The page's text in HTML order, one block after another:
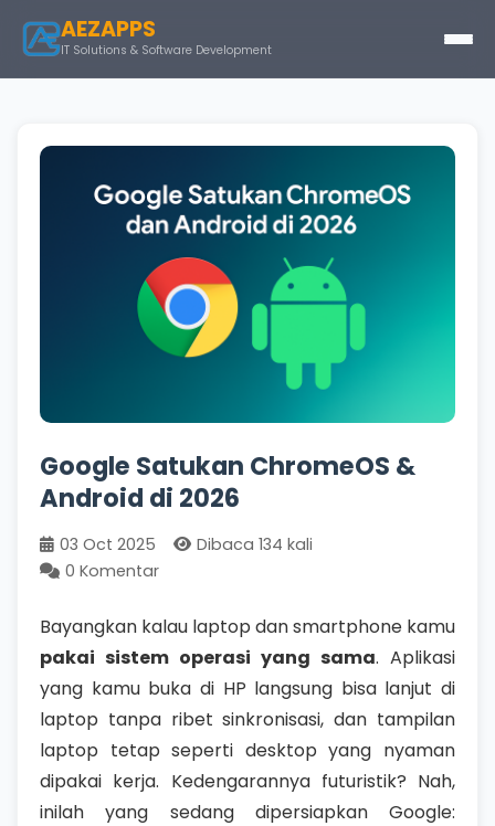
AEZAPPS
IT Solutions & Software Development
Google Satukan ChromeOS &
Android di 2026
03 Oct 2025
Dibaca 134 kali
0 Komentar
Bayangkan kalau laptop dan smartphone kamu
pakai sistem operasi yang sama. Aplikasi
yang kamu buka di HP langsung bisa lanjut di
laptop tanpa ribet sinkronisasi, dan tampilan
laptop tetap seperti desktop yang nyaman
dipakai kerja. Kedengarannya futuristik? Nah,
inilah yang sedang dipersiapkan Google: